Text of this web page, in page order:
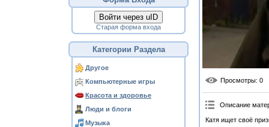
Войти через uID
Старая форма входа
Категории Раздела
Другое
Компьютерные игры
Красота и здоровье
Люди и блоги
Музыка
Просмотры: 0
Описание
Катя ищет своё